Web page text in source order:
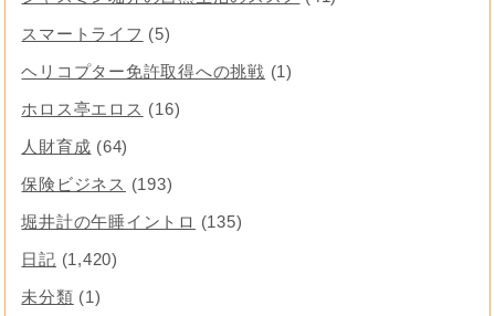
スマートライフ (5)
ヘリコプター免許取得への挑戦 (1)
ホロス亭エロス (16)
人財育成 (64)
保険ビジネス (193)
堀井計の午睡イントロ (135)
日記 (1,420)
未分類 (1)